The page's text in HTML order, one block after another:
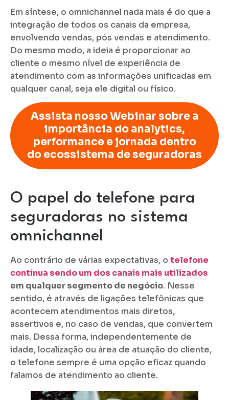
Em síntese, o omnichannel nada mais é do que a
integração de todos os canais da empresa,
envolvendo vendas, pós vendas e atendimento.
Do mesmo modo, a ideia é proporcionar ao
cliente o mesmo nível de experiência de
atendimento com as informações unificadas em
qualquer canal, seja ele digital ou físico.
Assista nosso Webinar sobre a
importância do analytics,
performance e jornada dentro
do ecossistema de seguradoras
O papel do telefone para
seguradoras no sistema
omnichannel
Ao contrário de várias expectativas, o telefone
continua sendo um dos canais mais utilizados
em qualquer segmento de negócio. Nesse
sentido, é através de ligações telefônicas que
acontecem atendimentos mais diretos,
assertivos e, no caso de vendas, que convertem
mais. Dessa forma, independentemente de
idade, localização ou área de atuação do cliente,
o telefone sempre é uma opção eficaz quando
falamos de atendimento ao cliente.